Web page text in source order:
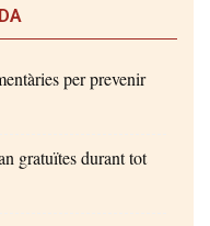
per prevenir
gratuïtes durant tot